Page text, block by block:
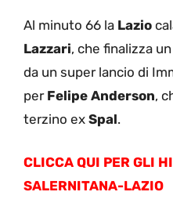
Al minuto 66 la Lazio
Lazzari, che finalizza
da un super lancio di
per Felipe Anderson,
terzino ex Spal.
CLICCA QUI PER GLI
SALERNITANA-LAZIO